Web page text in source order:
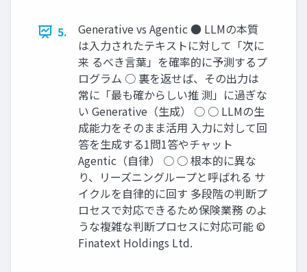
5.
Generative vs Agentic ● LLMの本質
は入力されたテキストに対して「次に
来 るべき言葉」を確率的に予測するプ
ログラム ○ 裏を返せば、その出力は
常に「最も確からしい推 測」に過ぎな
い Generative（生成） ○ ○ LLMの生
成能力をそのまま活用 入力に対して回
答を生成する1問1答やチャット
Agentic（自律） ○ ○ 根本的に異な
り、リーズニングループと呼ばれる サ
イクルを自律的に回す 多段階の判断プ
ロセスで対応できるため保険業務 のよ
うな複雑な判断プロセスに対応可能 ©
Finatext Holdings Ltd.